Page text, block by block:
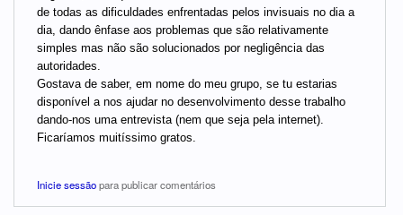
de todas as dificuldades enfrentadas pelos invisuais no dia a
dia, dando ênfase aos problemas que são relativamente
simples mas não são solucionados por negligência das
autoridades.
Gostava de saber, em nome do meu grupo, se tu estarias
disponível a nos ajudar no desenvolvimento desse trabalho
dando-nos uma entrevista (nem que seja pela internet).
Ficaríamos muitíssimo gratos.
Inicie sessãopara publicar comentários